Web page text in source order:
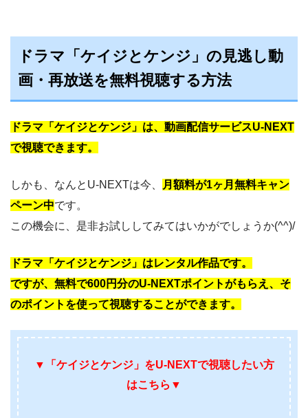
ドラマ「ケイジとケンジ」の見逃し動
画・再放送を無料視聴する方法
ドラマ「ケイジとケンジ」は、動画配信サービスU-NEXT
で視聴できます。
しかも、なんとU-NEXTは今、 月額料が1ヶ月無料キャン
ペーン中です。
この機会に、是非お試ししてみてはいかがでしょうか(^^)/
ドラマ「ケイジとケンジ」はレンタル作品です。
ですが、無料で600円分のU-NEXTポイントがもらえ、そ
のポイントを使って視聴することができます。
▼「ケイジとケンジ」をU-NEXTで視聴したい方
はこちら ▼